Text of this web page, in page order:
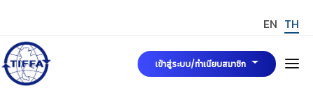
EN TH
เข้าสู่ระบบ/ทำเนียบสมาชิก